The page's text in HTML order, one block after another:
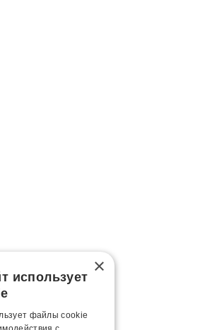
×
использует
файлы cookie